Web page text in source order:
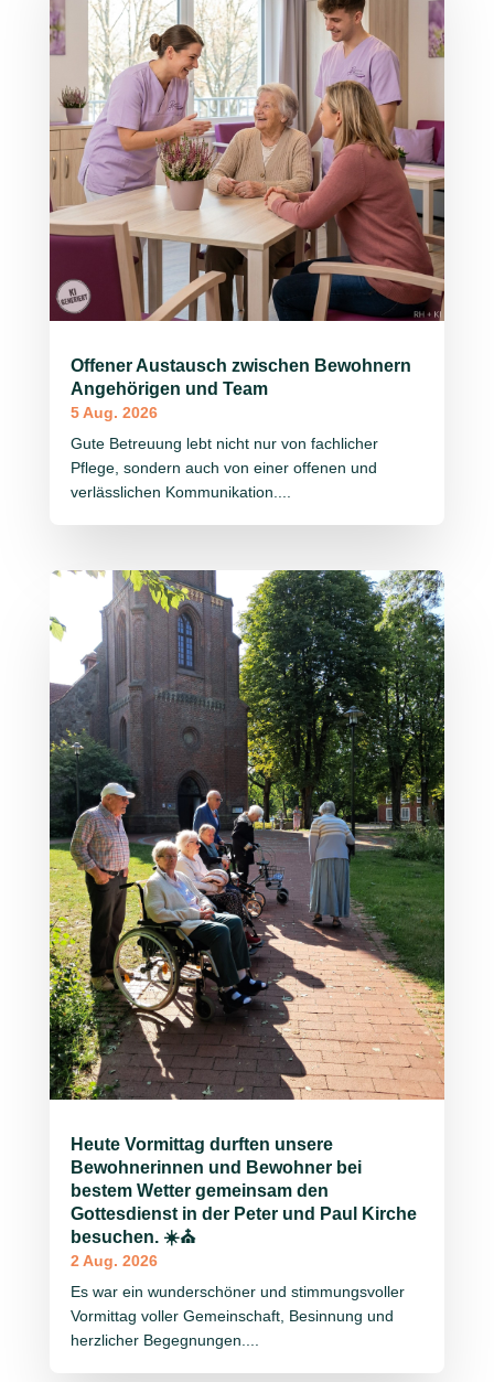
Offener Austausch zwischen Bewohnern
Angehörigen und Team
5 Aug. 2026
Gute Betreuung lebt nicht nur von fachlicher
Pflege, sondern auch von einer offenen und
verlässlichen Kommunikation....
Heute Vormittag durften unsere
Bewohnerinnen und Bewohner bei
bestem Wetter gemeinsam den
Gottesdienst in der Peter und Paul Kirche
besuchen. ☀️⛪
2 Aug. 2026
Es war ein wunderschöner und stimmungsvoller
Vormittag voller Gemeinschaft, Besinnung und
herzlicher Begegnungen....